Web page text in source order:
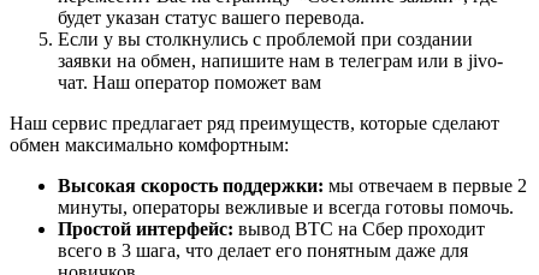
будет указан статус вашего перевода.
Если у вы столкнулись с проблемой при создании
заявки на обмен, напишите нам в телеграм или в jivo-
чат. Наш оператор поможет вам
Наш сервис предлагает ряд преимуществ, которые сделают
обмен максимально комфортным:
Высокая скорость поддержки: мы отвечаем в первые 2
минуты, операторы вежливые и всегда готовы помочь.
Простой интерфейс: вывод BTC на Сбер проходит
всего в 3 шага, что делает его понятным даже для